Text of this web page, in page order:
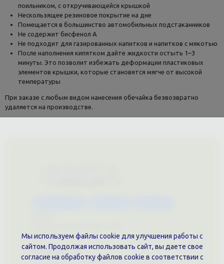
поильником, с откручивающейся крышкой
Нескользящее резиновое покрытие на дне
Помещается в большинство автомобильных подстаканников
Не содержит бисфенол А
Не подходит для газированных напитков и напитков с мякотью
После наполнения кипятком дайте жидкости остыть 1–3
минуты. Это позволит избежать деформации пластиковых
элементов крышки, которые становятся мягче от высокой
температуры
При заказе с любым видом нанесения обечайка безвозвратно
удаляется на производстве.
Вконтакте
Документы
Политика обработки персональных данных
Мы используем файлы cookie для улучшения работы с
сайтом. Продолжая использовать сайт, вы даете свое
согласие на обработку файлов cookie в соответствии с